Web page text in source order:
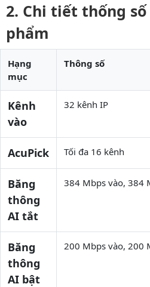
Chi tiết thống
phẩm
Hạng
mục
Thông số
Kênh
vào
32 kênh IP
AcuPick Tối đa 16 kênh
Băng
thông
AI tắt
384 Mbps vào, 384
Băng
thông
AI bật
200 Mbps vào, 200